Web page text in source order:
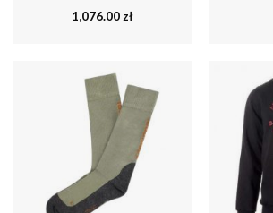
1,076.00 zł